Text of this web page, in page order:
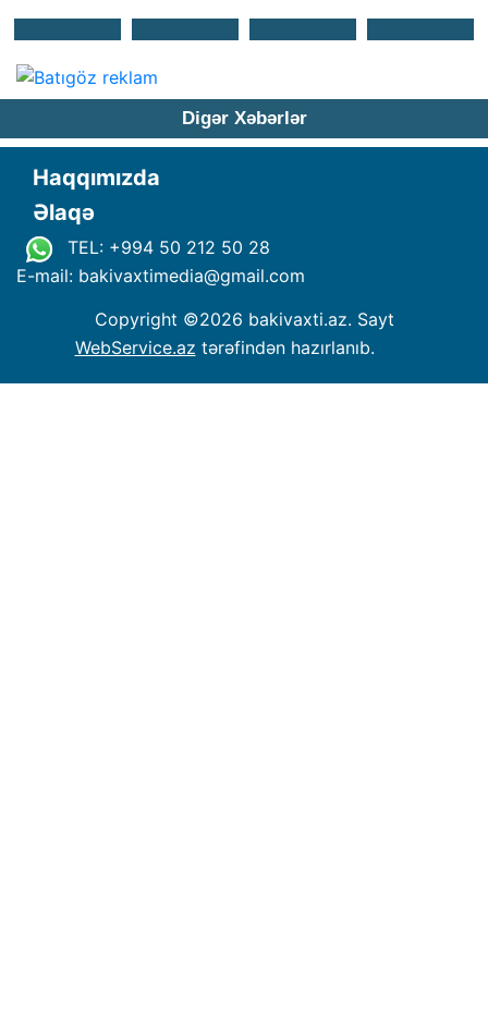
Digər Xəbərlər
Haqqımızda
Əlaqə
TEL: +994 50 212 50 28
E-mail: bakivaxtimedia@gmail.com
Copyright ©2026 bakivaxti.az. Sayt
WebService.az tərəfindən hazırlanıb.